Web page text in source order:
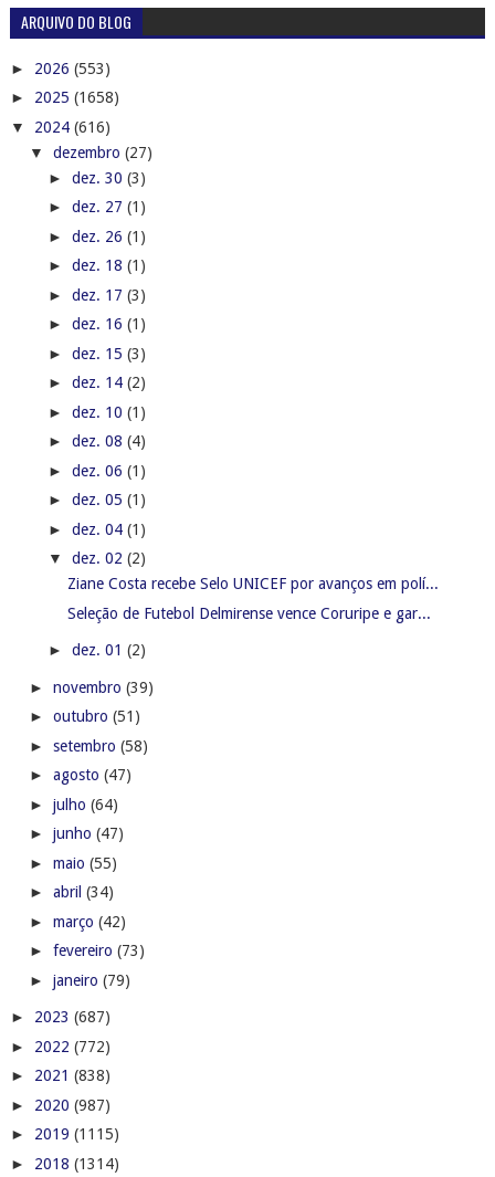
ARQUIVO DO BLOG
► 2026 (553)
► 2025 (1658)
▼ 2024 (616)
▼ dezembro (27)
► dez. 30 (3)
► dez. 27 (1)
► dez. 26 (1)
► dez. 18 (1)
► dez. 17 (3)
► dez. 16 (1)
► dez. 15 (3)
► dez. 14 (2)
► dez. 10 (1)
► dez. 08 (4)
► dez. 06 (1)
► dez. 05 (1)
► dez. 04 (1)
▼ dez. 02 (2)
Ziane Costa recebe Selo UNICEF por avanços em polí...
Seleção de Futebol Delmirense vence Coruripe e gar...
► dez. 01 (2)
► novembro (39)
► outubro (51)
► setembro (58)
► agosto (47)
► julho (64)
► junho (47)
► maio (55)
► abril (34)
► março (42)
► fevereiro (73)
► janeiro (79)
► 2023 (687)
► 2022 (772)
► 2021 (838)
► 2020 (987)
► 2019 (1115)
► 2018 (1314)